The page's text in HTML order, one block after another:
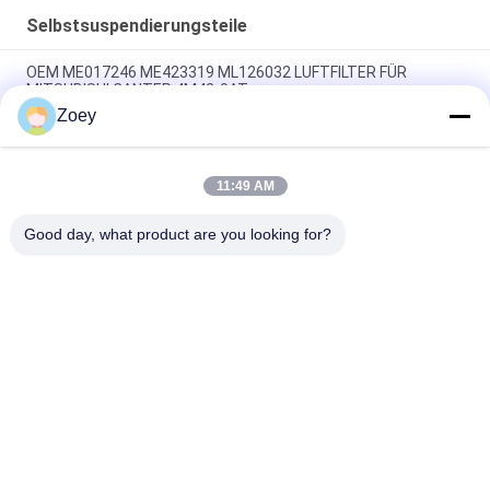
Selbstsuspendierungsteile
OEM ME017246 ME423319 ML126032 LUFTFILTER FÜR
MITSUBISHI CANTER 4M42-0AT
OEM MB120298 MB120476 Luftfilter für MITSUBISHI CANTER
4D31T
AB31-3084-AD AB31-3091-AD Querlenker für Ford Ranger
Zoey
11:49 AM
Good day, what product are you looking for?